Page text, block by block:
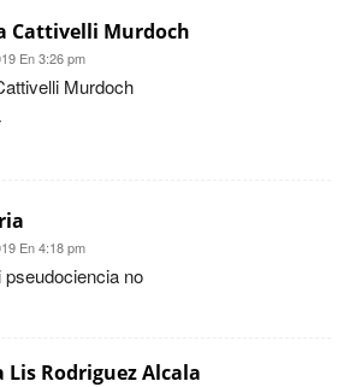
Cattivelli Murdoch
En 3:26 pm
Murdoch
En 4:18 pm
no
Lis Rodriguez Alcala